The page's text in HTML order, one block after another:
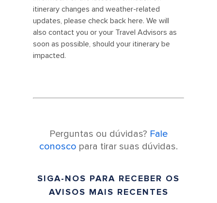
itinerary changes and weather-related
updates, please check back here. We will
also contact you or your Travel Advisors as
soon as possible, should your itinerary be
impacted.
Perguntas ou dúvidas? Fale
conosco para tirar suas dúvidas.
SIGA-NOS PARA RECEBER OS
AVISOS MAIS RECENTES